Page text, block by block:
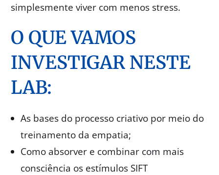
simplesmente viver com menos stress.
O QUE VAMOS
INVESTIGAR NESTE
LAB:
As bases do processo criativo por meio do
treinamento da empatia;
Como absorver e combinar com mais
consciência os estímulos SIFT